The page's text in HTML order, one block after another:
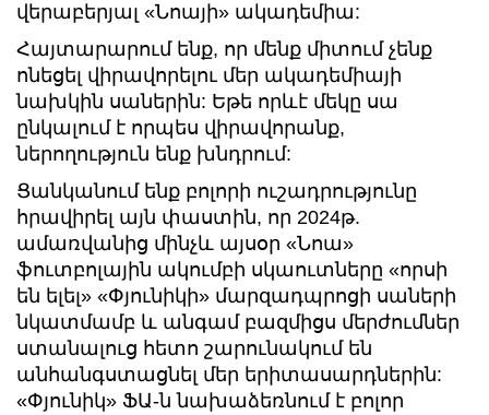
վերաբերյալ «Նոայի» ակադեմիա:
Հայտարարում ենք, որ մենք միտում չենք
ոնեցել վիրավորելու մեր ակադեմիայի
նախկին սաներին: Եթե որևէ մեկը սա
ընկալում է որպես վիրավորանք,
ներողություն ենք խնդրում:
Ցանկանում ենք բոլորի ուշադրությունը
հրավիրել այն փաստին, որ 2024թ.
ամառվանից մինչև այսօր «Նոա»
ֆուտբոլային ակումբի սկաուտները «որսի
են ելել» «Փյունիկի» մարզադպրոցի սաների
նկատմամբ և անգամ բազմիցս մերժումներ
ստանալուց հետո շարունակում են
անհանգստացնել մեր երիտասարդներին:
«Փյունիկ» ՖԱ-ն նախաձեռնում է բոլոր